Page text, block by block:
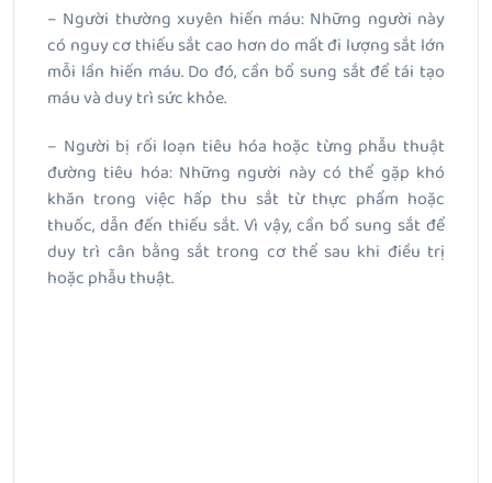
– Người thường xuyên hiến máu: Những người này
có nguy cơ thiếu sắt cao hơn do mất đi lượng sắt lớn
mỗi lần hiến máu. Do đó, cần bổ sung sắt để tái tạo
máu và duy trì sức khỏe.
– Người bị rối loạn tiêu hóa hoặc từng phẫu thuật
đường tiêu hóa: Những người này có thể gặp khó
khăn trong việc hấp thu sắt từ thực phẩm hoặc
thuốc, dẫn đến thiếu sắt. Vì vậy, cần bổ sung sắt để
duy trì cân bằng sắt trong cơ thể sau khi điều trị
hoặc phẫu thuật.